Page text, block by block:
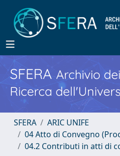
SFERA Archivio
Ricerca
SFERA
ARIC UNIFE
04 Atto di Convegno
04.2 Contributi in atti di